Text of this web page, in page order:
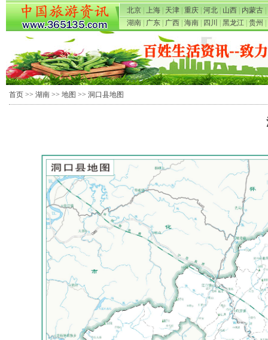
北京 上海 天津 重庆 河北 山西 内蒙古
湖南
广东 广西 海南 四川 黑龙江 贵州
首页 >> 湖南 >> 地图 >> 洞口县地图